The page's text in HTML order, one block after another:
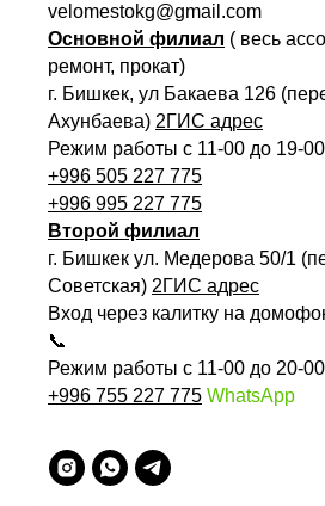
velomestokg@gmail.com
Основной филиал ( весь
ремонт, прокат)
г. Бишкек, ул Бакаева 126
Ахунбаева) 2ГИС адрес
Режим работы с 11-00 до 19-00
+996 505 227 775
+996 995 227 775
Второй филиал
г. Бишкек ул. Медерова 50/1
Советская) 2ГИС адрес
Вход через калитку на
📞
Режим работы с 11-00 до 20-00
+996 755 227 775 WhatsApp